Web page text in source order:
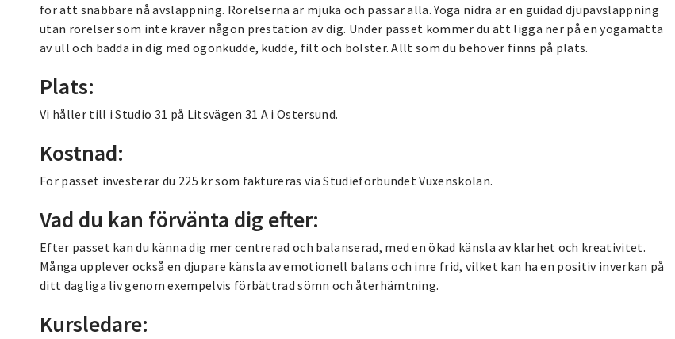
för att snabbare nå avslappning. Rörelserna är mjuka och passar alla. Yoga nidra är en guidad djupavslappning
utan rörelser som inte kräver någon prestation av dig. Under passet kommer du att ligga ner på en yogamatta
av ull och bädda in dig med ögonkudde, kudde, filt och bolster. Allt som du behöver finns på plats.
Plats:
Vi håller till i Studio 31 på Litsvägen 31 A i Östersund.
Kostnad:
För passet investerar du 225 kr som faktureras via Studieförbundet Vuxenskolan.
Vad du kan förvänta dig efter:
Efter passet kan du känna dig mer centrerad och balanserad, med en ökad känsla av klarhet och kreativitet.
Många upplever också en djupare känsla av emotionell balans och inre frid, vilket kan ha en positiv inverkan på
ditt dagliga liv genom exempelvis förbättrad sömn och återhämtning.
Kursledare: